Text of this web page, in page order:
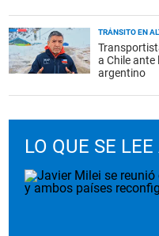
TRÁNSITO EN
a Chile ante
argentino
LO QUE SE